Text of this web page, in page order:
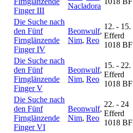
Finger III
Nacladora
Die Suche nach
den Fünf
Firnglänzende
Finger IV
Beonwulf,
Nim, Reo
12. - 15.
Efferd
1018 BF
Die Suche nach
den Fünf
Firnglänzende
Finger V
Beonwulf,
Nim, Reo
15. - 22.
Efferd
1018 BF
Die Suche nach
den Fünf
Firnglänzende
Finger VI
Beonwulf,
Nim, Reo
22. - 24
Efferd
1018 BF